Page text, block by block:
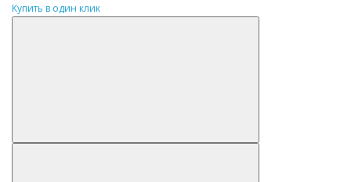
Купить в один клик